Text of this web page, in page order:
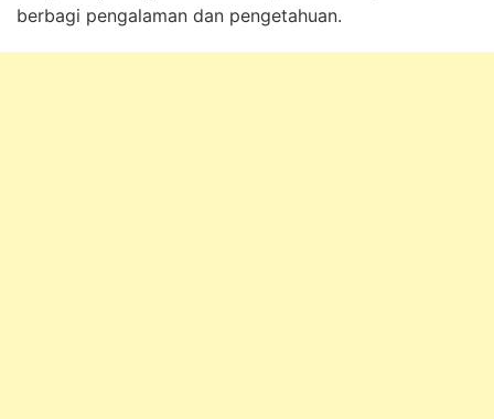
berbagi pengalaman dan pengetahuan.